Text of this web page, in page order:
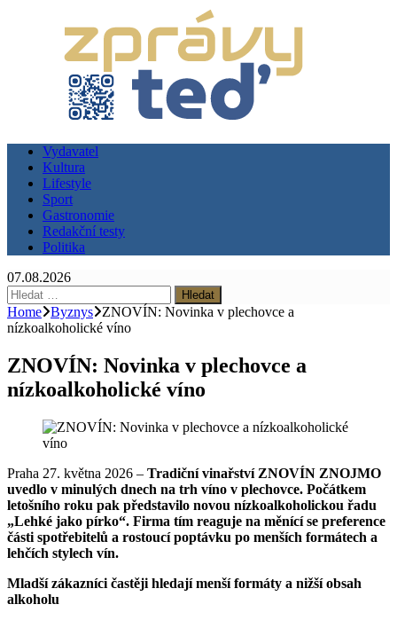
Vydavatel
Kultura
Lifestyle
Sport
Gastronomie
Redakční testy
Politika
07.08.2026
Vyhledávání
Home Byznys
ZNOVÍN: Novinka v plechovce a
nízkoalkoholické víno
ZNOVÍN: Novinka v plechovce a
nízkoalkoholické víno
Praha 27. května 2026 – Tradiční vinařství ZNOVÍN ZNOJMO
uvedlo v minulých dnech na trh víno v plechovce. Počátkem
letošního roku pak představilo novou nízkoalkoholickou řadu
„Lehké jako pírko“. Firma tím reaguje na měnící se preference
části spotřebitelů a rostoucí poptávku po menších formátech a
lehčích stylech vín.
Mladší zákazníci častěji hledají menší formáty a nižší obsah
alkoholu